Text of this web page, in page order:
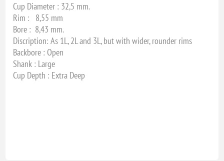
Cup Diameter : 32,5 mm.
Rim : 8,55 mm
Bore : 8,43 mm.
Discription: As 1L, 2L and 3L, but with wider, rounder rims
Backbore : Open
Shank : Large
Cup Depth : Extra Deep